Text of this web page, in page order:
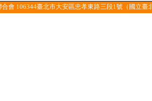
會 106344臺北市大安區忠孝東路三段1號（國立臺